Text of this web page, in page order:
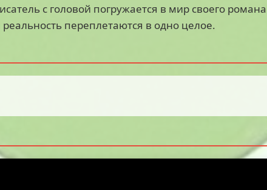
с головой погружается в мир своего
переплетаются в одно целое.